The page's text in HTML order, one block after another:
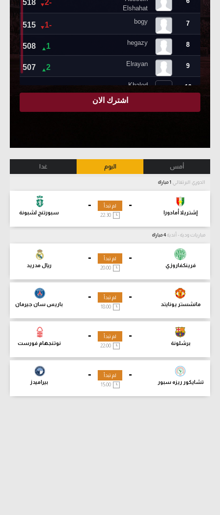
أمس اليوم غدا
الدوري البرتغالي
-
إشتريلا أمادورا
-
سبورتنج لشبونة
لم تبدأ
مباريات ودية - أندية
-
فرينكفاروزي
-
ريال مدريد
لم تبدأ
-
مانشستر يونايتد
-
باريس سان جيرمان
لم تبدأ
18:00
-
برشلونة
-
نوتنجهام فورست
لم تبدأ
-
تشايكور ريزه سبور
-
بيراميدز
لم تبدأ
15:00